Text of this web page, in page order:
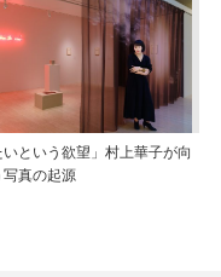
いという欲望」村上華子が向
写真の起源